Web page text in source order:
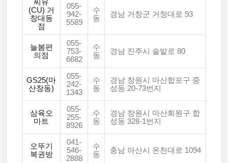
씨유
(CU) 거
창대동
점
055-
942-
5589
수
동
경남 거창군 거창대로 93
늘봄편
의점
055-
753-
6682
수
동
경남 진주시 솔밭로 80
GS25(마
산창동)
055-
242-
1343
수
동
경남 창원시 마산합포구 중
성동 20-73번지
삼육오
마트
055-
255-
8926
수
동
경남 창원시 마산회원구 합
성동 328-1번지
오뚜기
복권방
041-
546-
2888
수
동
충남 아산시 온천대로 1094